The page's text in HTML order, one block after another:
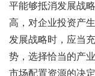
平能够抵消发展战
高，对企业投资产
发展战略时，应当
势，选择恰当的产
市场配置资源的决定